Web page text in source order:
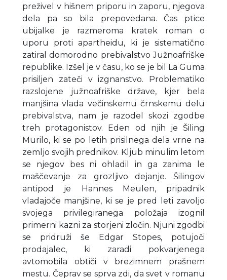
preživel v hišnem priporu in zaporu, njegova
dela pa so bila prepovedana. Čas ptice
ubijalke je razmeroma kratek roman o
uporu proti apartheidu, ki je sistematično
zatiral domorodno prebivalstvo Južnoafriške
republike. Izšel je v času, ko se je bil La Guma
prisiljen zateči v izgnanstvo. Problematiko
razslojene južnoafriške države, kjer bela
manjšina vlada večinskemu črnskemu delu
prebivalstva, nam je razodel skozi zgodbe
treh protagonistov. Eden od njih je Šiling
Murilo, ki se po letih prisilnega dela vrne na
zemljo svojih prednikov. Kljub minulim letom
se njegov bes ni ohladil in ga zanima le
maščevanje za grozljivo dejanje. Šilingov
antipod je Hannes Meulen, pripadnik
vladajoče manjšine, ki se je pred leti zavoljo
svojega privilegiranega položaja izognil
primerni kazni za storjeni zločin. Njuni zgodbi
se pridruži še Edgar Stopes, potujoči
prodajalec, ki zaradi pokvarjenega
avtomobila obtiči v brezimnem prašnem
mestu. Čeprav se sprva zdi, da svet v romanu